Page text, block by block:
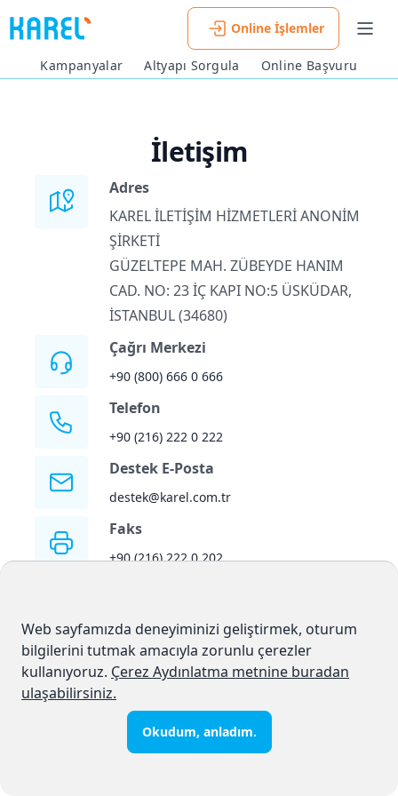
Online İşlemler
Menü
Kampanyalar
Altyapı Sorgula Online Başvuru
İletişim
Mesaj Gönderin
Adres
KAREL İLETİŞİM HİZMETLERİ ANONİM
ŞİRKETİ
GÜZELTEPE MAH. ZÜBEYDE HANIM
CAD. NO: 23 İÇ KAPI NO:5 ÜSKÜDAR,
İSTANBUL (34680)
Çağrı Merkezi
+90 (800) 666 0 666
Telefon
+90 (216) 222 0 222
Destek E-Posta
destek@karel.com.tr
Faks
+90 (216) 222 0 202
Web sayfamızda deneyiminizi geliştirmek, oturum
bilgilerini tutmak amacıyla zorunlu çerezler
kullanıyoruz. Çerez Aydınlatma metnine buradan
ulaşabilirsiniz.
Okudum, anladım.